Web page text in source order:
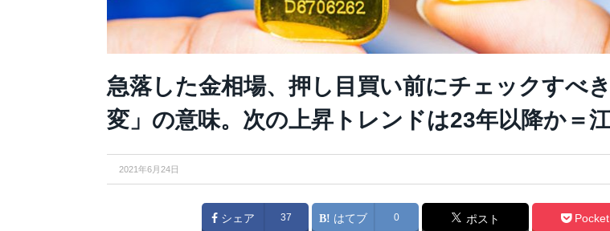
急落した金相場、押し目買い前にチェックすべ
変」の意味。次の上昇トレンドは23年以降か＝
2021年6月24日
シェア 37 はてブ 0 ポスト Pocket